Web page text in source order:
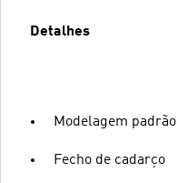
Detalhes
Modelagem padrão
Fecho de cadarço